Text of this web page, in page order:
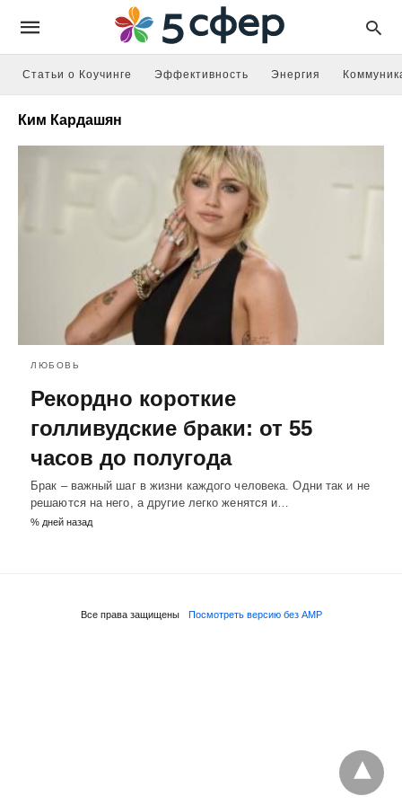
Статьи о Коучинге Эффективность Энергия
Ким Кардашян
ЛЮБОВЬ
Рекордно короткие
голливудские браки: от 55
часов до полугода
Брак – важный шаг в жизни каждого человека. Одни так и не
решаются на него, а другие легко женятся и…
% дней назад
Все права защищены Посмотреть версию без AMP